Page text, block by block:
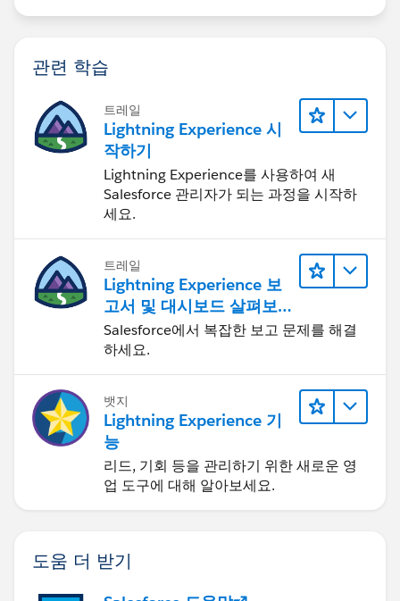
관련 학습
트레일
Lightning Experience 시
작하기
Lightning Experience를 사용하여 새
Salesforce 관리자가 되는 과정을 시작하
세요.
트레일
Lightning Experience 보
고서 및 대시보드 살펴보
기
Salesforce에서 복잡한 보고 문제를 해결
하세요.
뱃지
Lightning Experience 기
능
리드, 기회 등을 관리하기 위한 새로운 영
업 도구에 대해 알아보세요.
도움 더 받기